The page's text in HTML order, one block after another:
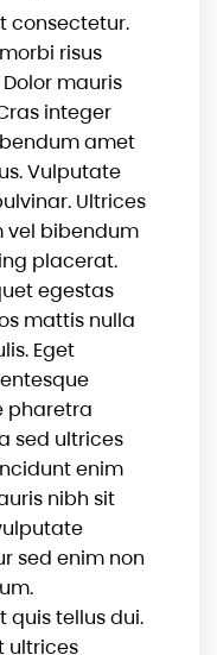
consectetur.
risus
mauris
integer
amet
Vulputate
Ultrices
vel bibendum
placerat.
egestas
mattis nulla
Eget
pharetra
sed ultrices
enim
nibh sit
sed enim non
quis tellus dui.
ultrices